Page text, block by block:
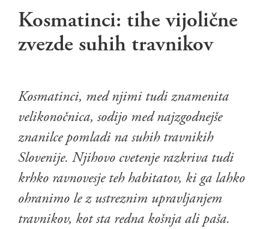
Kosmatinci: tihe vijolične
zvezde suhih travnikov
Kosmatinci, med njimi tudi znamenita
velikonočnica, sodijo med najzgodnejše
znanilce pomladi na suhih travnikih
Slovenije. Njihovo cvetenje razkriva tudi
krhko ravnovesje teh habitatov, ki ga lahko
ohranimo le z ustreznim upravljanjem
travnikov, kot sta redna košnja ali paša.